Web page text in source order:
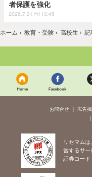
者保護を強化
2026.7.31 Fri 13:45
ホーム › 教育・受験 › 高校生 › 記
Home Facebook
お問合せ 広告
リセマム
営するサー
証券コード